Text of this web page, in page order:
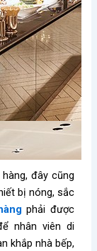
đây cũng
bị nóng, sắc
phải được
nhân viên di
khắp nhà bếp,